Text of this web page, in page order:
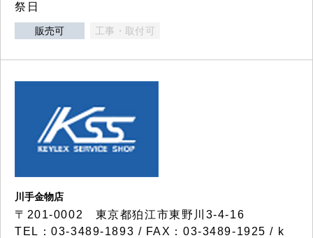
祭日
販売可 工事・取付可
川手金物店
〒201-0002 東京都狛江市東野川3-4-16
TEL：03-3489-1893 / FAX：03-3489-1925 / k